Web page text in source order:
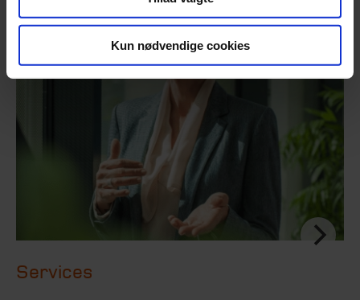
Kun nødvendige cookies
Services